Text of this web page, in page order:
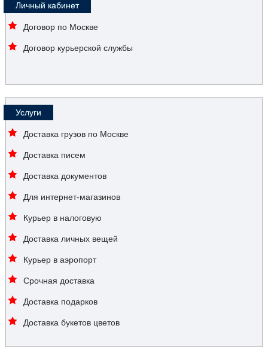
Личный кабинет
Договор по Москве
Договор курьерской службы
Услуги
Доставка грузов по Москве
Доставка писем
Доставка документов
Для интернет-магазинов
Курьер в налоговую
Доставка личных вещей
Курьер в аэропорт
Срочная доставка
Доставка подарков
Доставка букетов цветов